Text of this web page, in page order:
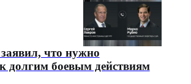
что нужно
долгим боевым действиям